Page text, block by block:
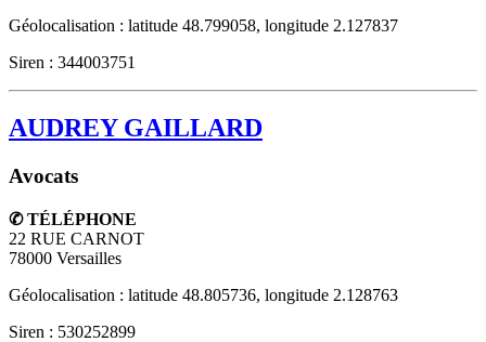
Géolocalisation : latitude 48.799058, longitude 2.127837
Siren : 344003751
AUDREY GAILLARD
Avocats
✆ TÉLÉPHONE
22 RUE CARNOT
78000 Versailles
Géolocalisation : latitude 48.805736, longitude 2.128763
Siren : 530252899